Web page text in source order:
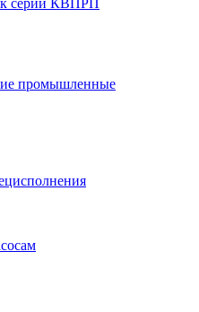
серии КВПРП
промышленные